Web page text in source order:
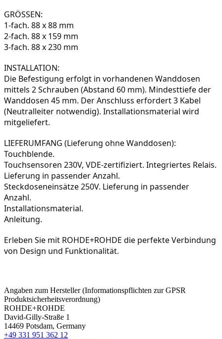
GRÖSSEN:
1-fach. 88 x 88 mm
2-fach. 88 x 159 mm
3-fach. 88 x 230 mm
Die Befestigung erfolgt in vorhandenen Wanddosen
mittels 2 Schrauben (Abstand 60 mm). Mindesttiefe der
Wanddosen 45 mm. Der Anschluss erfordert 3 Kabel
(Neutralleiter notwendig). Installationsmaterial wird
mitgeliefert.
Touchsensoren 230V, VDE-zertifiziert. Integriertes Relais.
Lieferung in passender Anzahl.
Steckdoseneinsätze 250V. Lieferung in passender
Anleitung.
Erleben Sie mit ROHDE+ROHDE die perfekte Verbindung
von Design und Funktionalität.
Angaben zum Hersteller (Informationspflichten zur GPSR
Produktsicherheitsverordnung)
ROHDE+ROHDE
David-Gilly-Straße 1
14469 Potsdam, Germany
+49 331 951 362 12